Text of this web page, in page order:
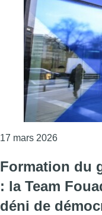
17 mars 2026Consulter
Formation du
: la Team
déni de